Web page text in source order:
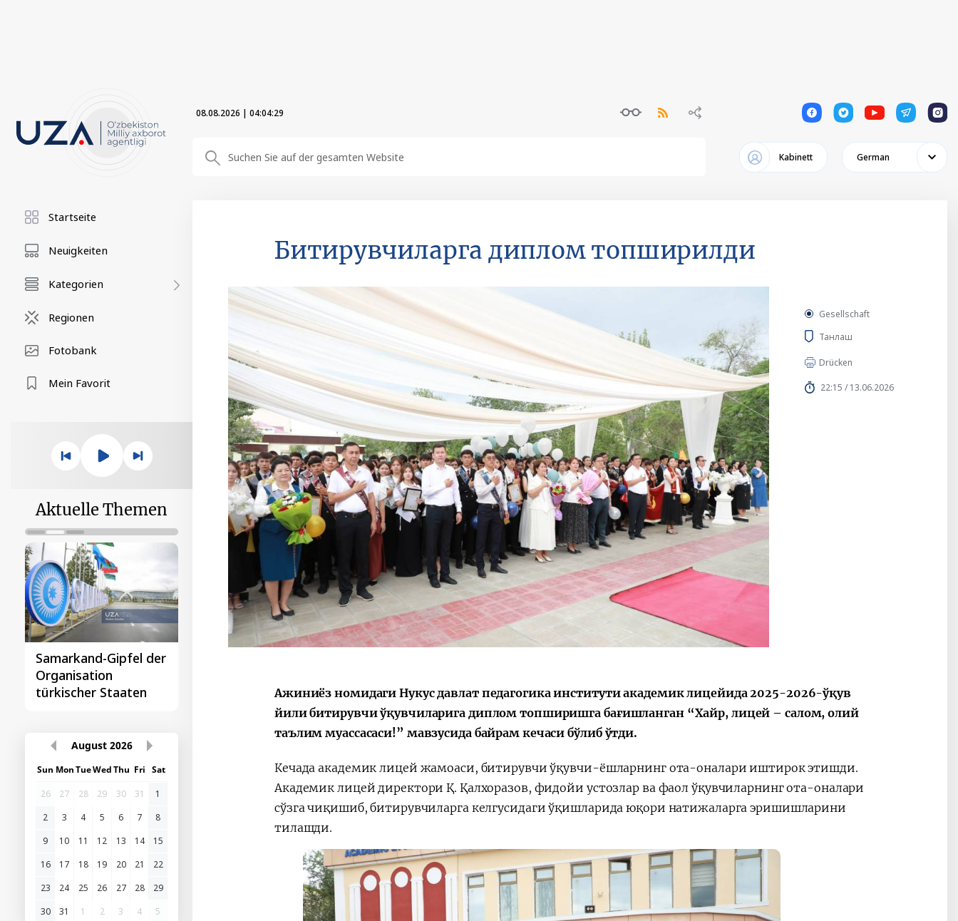
08.08.2026 | 04:04:31 1 1 1 1 1
Kabinett German
Startseite
Neuigkeiten
Kategorien
Regionen
Fotobank
Mein Favorit
Aktuelle Themen
Samarkand-Gipfel der
Organisation
türkischer Staaten
Zentralasien-China
August 2026
Sun MonTueWedThu Fri Sat
26
27 28 29 30 31
1
2
3 4 5 6 7
8
9
10 11 12 13 14
15
16
17 18 19 20 21
22
23
24 25 26 27 28
29
30
31 1 2 3 4 5
Битирувчиларга диплом топширилди
Gesellschaft
Танлаш
Drücken
22:15 / 13.06.2026
Ажиниёз номидаги Нукус давлат педагогика институти академик лицейида 2025-2026-ўқув
йили битирувчи ўқувчиларига диплом топширишга бағишланган “Хайр, лицей – салом, олий
таълим муассасаси!” мавзусида байрам кечаси бўлиб ўтди.
Кечада академик лицей жамоаси, битирувчи ўқувчи-ёшларнинг ота-оналари иштирок этишди.
Академик лицей директори Қ. Қалхоразов, фидойи устозлар ва фаол ўқувчиларнинг ота-оналари
сўзга чиқишиб, битирувчиларга келгусидаги ўқишларида юқори натижаларга эришишларини
тилашди.